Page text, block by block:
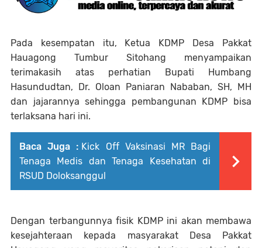
Pada kesempatan itu, Ketua KDMP Desa Pakkat
Hauagong Tumbur Sitohang menyampaikan
terimakasih atas perhatian Bupati Humbang
Hasundudtan, Dr. Oloan Paniaran Nababan, SH, MH
dan jajarannya sehingga pembangunan KDMP bisa
terlaksana hari ini.
Baca Juga : Kick Off Vaksinasi MR Bagi
Tenaga Medis dan Tenaga Kesehatan di
RSUD Doloksanggul
Dengan terbangunnya fisik KDMP ini akan membawa
kesejahteraan kepada masyarakat Desa Pakkat